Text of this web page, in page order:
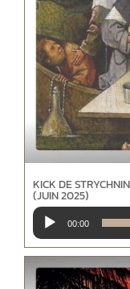
KICK DE
(JUIN 2025)
Lecteur
audio
00:00